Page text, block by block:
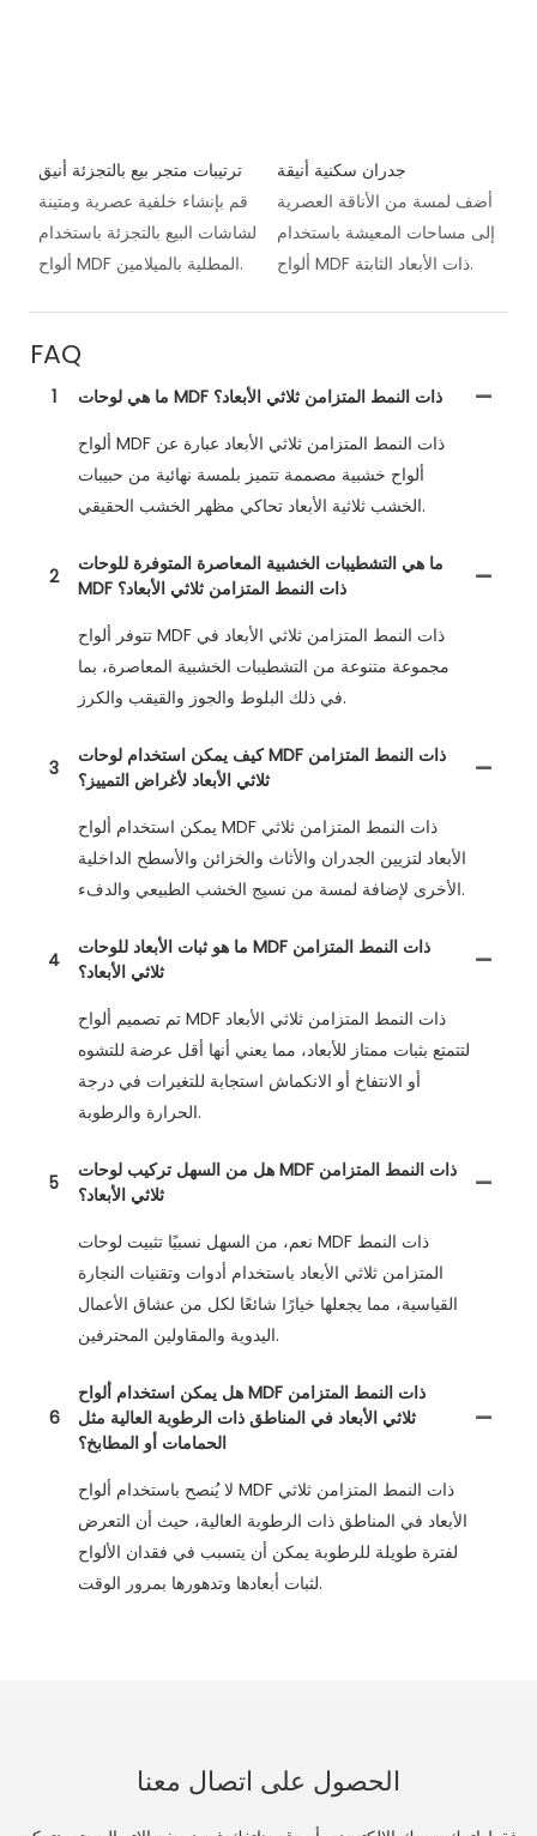
ترتيبات متجر بيع بالتجزئة أنيق
قم بإنشاء خلفية عصرية ومتينة
لشاشات البيع بالتجزئة باستخدام
ألواح MDF المطلية بالميلامين.
جدران سكنية أنيقة
أضف لمسة من الأناقة العصرية
إلى مساحات المعيشة باستخدام
ألواح MDF ذات الأبعاد الثابتة.
FAQ
1
ما هي لوحات MDF ذات النمط المتزامن ثلاثي الأبعاد؟
ألواح MDF ذات النمط المتزامن ثلاثي الأبعاد عبارة عن
ألواح خشبية مصممة تتميز بلمسة نهائية من حبيبات
الخشب ثلاثية الأبعاد تحاكي مظهر الخشب الحقيقي.
2
ما هي التشطيبات الخشبية المعاصرة المتوفرة للوحات
MDF ذات النمط المتزامن ثلاثي الأبعاد؟
تتوفر ألواح MDF ذات النمط المتزامن ثلاثي الأبعاد في
مجموعة متنوعة من التشطيبات الخشبية المعاصرة، بما
في ذلك البلوط والجوز والقيقب والكرز.
3
كيف يمكن استخدام لوحات MDF ذات النمط المتزامن
ثلاثي الأبعاد لأغراض التمييز؟
يمكن استخدام ألواح MDF ذات النمط المتزامن ثلاثي
الأبعاد لتزيين الجدران والأثاث والخزائن والأسطح الداخلية
الأخرى لإضافة لمسة من نسيج الخشب الطبيعي والدفء.
4
ما هو ثبات الأبعاد للوحات MDF ذات النمط المتزامن
ثلاثي الأبعاد؟
تم تصميم ألواح MDF ذات النمط المتزامن ثلاثي الأبعاد
لتتمتع بثبات ممتاز للأبعاد، مما يعني أنها أقل عرضة للتشوه
أو الانتفاخ أو الانكماش استجابة للتغيرات في درجة
الحرارة والرطوبة.
5
هل من السهل تركيب لوحات MDF ذات النمط المتزامن
ثلاثي الأبعاد؟
نعم، من السهل نسبيًا تثبيت لوحات MDF ذات النمط
المتزامن ثلاثي الأبعاد باستخدام أدوات وتقنيات النجارة
القياسية، مما يجعلها خيارًا شائعًا لكل من عشاق الأعمال
اليدوية والمقاولين المحترفين.
6
هل يمكن استخدام ألواح MDF ذات النمط المتزامن
ثلاثي الأبعاد في المناطق ذات الرطوبة العالية مثل
الحمامات أو المطابخ؟
لا يُنصح باستخدام ألواح MDF ذات النمط المتزامن ثلاثي
الأبعاد في المناطق ذات الرطوبة العالية، حيث أن التعرض
لفترة طويلة للرطوبة يمكن أن يتسبب في فقدان الألواح
لثبات أبعادها وتدهورها بمرور الوقت.
الحصول على اتصال معنا